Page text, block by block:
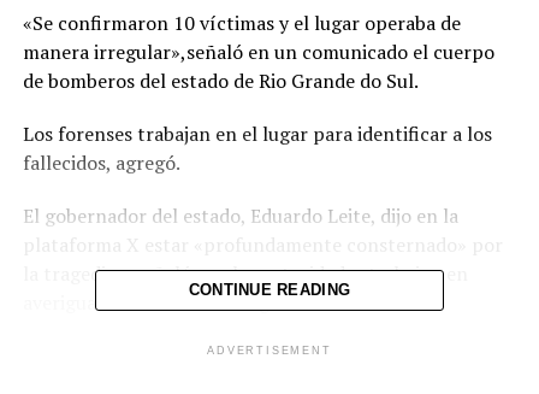
«Se confirmaron 10 víctimas y el lugar operaba de
manera irregular»,señaló en un comunicado el cuerpo
de bomberos del estado de Rio Grande do Sul.
Los forenses trabajan en el lugar para identificar a los
fallecidos, agregó.
El gobernador del estado, Eduardo Leite, dijo en la
plataforma X estar «profundamente consternado» por
la tragedia y señaló que las autoridades trabajan en
averiguar las causas del fuego.
Nueve personas rescatadas fueron trasladadas a dos
CONTINUE READING
ADVERTISEMENT